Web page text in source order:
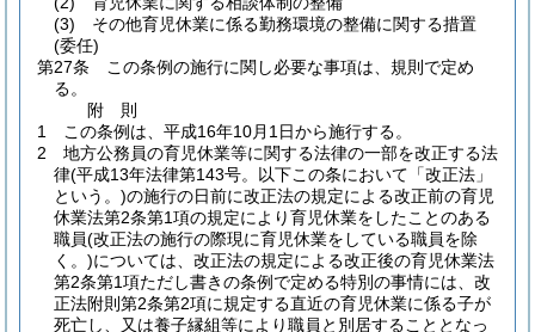
(3)
その他育児休業に係る勤務環境の整備に関する措置
(委任)
第27条
この条例の施行に関し必要な事項は、規則で定め
る。
附 則
1
この条例は、平成16年10月1日から施行する。
2
地方公務員の育児休業等に関する法律の一部を改正する法
律(平成13年法律第143号。以下この条において「改正法」
という。)の施行の日前に改正法の規定による改正前の育児
休業法第2条第1項の規定により育児休業をしたことのある
職員(改正法の施行の際現に育児休業をしている職員を除
く。)については、改正法の規定による改正後の育児休業法
第2条第1項ただし書きの条例で定める特別の事情には、改
正法附則第2条第2項に規定する直近の育児休業に係る子が
死亡し、又は養子縁組等により職員と別居することとなっ